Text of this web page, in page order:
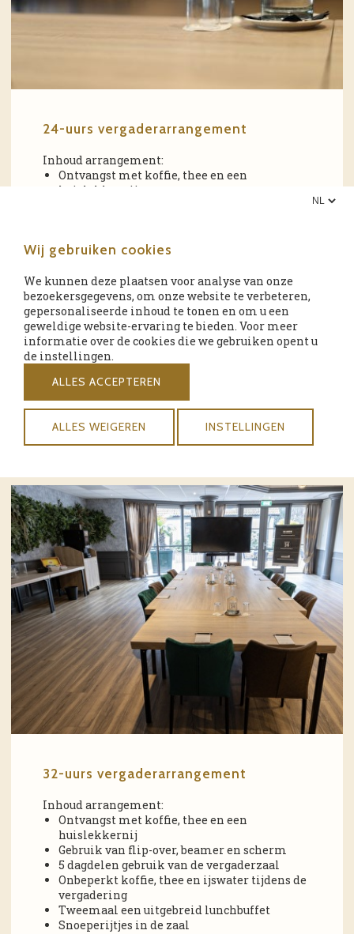
24-uurs vergaderarrangement
Inhoud arrangement:
Ontvangst met koffie, thee en een
huislekkernij
vergadering
Snoeperijtjes in de zaal
Een heerlijk 3-gangen diner
Overnachting met uitgebreid ontbijtbuffet
Onbeperkt internet
Vanaf € 152,50 per persoon.
32-uurs vergaderarrangement
Inhoud arrangement:
Ontvangst met koffie, thee en een
huislekkernij
Gebruik van flip-over, beamer en scherm
5 dagdelen gebruik van de vergaderzaal
Onbeperkt koffie, thee en ijswater tijdens de
vergadering
Tweemaal een uitgebreid lunchbuffet
Snoeperijtjes in de zaal
Wij gebruiken cookies
We kunnen deze plaatsen voor analyse van onze
bezoekersgegevens, om onze website te verbeteren,
gepersonaliseerde inhoud te tonen en om u een
geweldige website-ervaring te bieden. Voor meer
informatie over de cookies die we gebruiken opent u
de instellingen.
ALLES ACCEPTEREN
ALLES WEIGEREN INSTELLINGEN